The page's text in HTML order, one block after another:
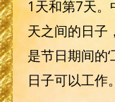
1天和第7天。
天之间的日子
是节日期间的
日子可以工作